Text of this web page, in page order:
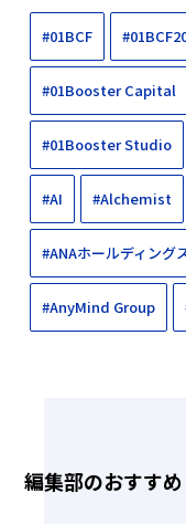
#01BCF
#01Booster Capital
#01Booster Studio
#AI #Alchemist
#ANAホールディング
#AnyMind Group
編集部のおすすめ